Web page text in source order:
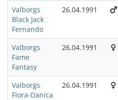
Valborgs
Black Jack
Fernando
26.04.1991
Valborgs
Fame
Fantasy
26.04.1991
Valborgs
Flora-Danica
26.04.1991